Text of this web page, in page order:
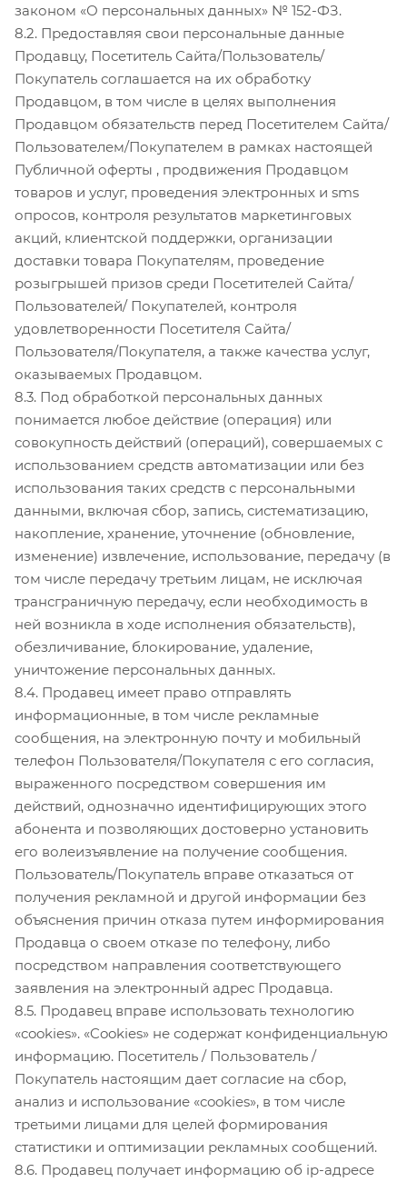
законом «О персональных данных» № 152-ФЗ.
8.2. Предоставляя свои персональные данные
Продавцу, Посетитель Сайта/Пользователь/
Покупатель соглашается на их обработку
Продавцом, в том числе в целях выполнения
Продавцом обязательств перед Посетителем Сайта/
Пользователем/Покупателем в рамках настоящей
Публичной оферты , продвижения Продавцом
товаров и услуг, проведения электронных и sms
опросов, контроля результатов маркетинговых
акций, клиентской поддержки, организации
доставки товара Покупателям, проведение
розыгрышей призов среди Посетителей Сайта/
Пользователей/ Покупателей, контроля
удовлетворенности Посетителя Сайта/
Пользователя/Покупателя, а также качества услуг,
оказываемых Продавцом.
8.3. Под обработкой персональных данных
понимается любое действие (операция) или
совокупность действий (операций), совершаемых с
использованием средств автоматизации или без
использования таких средств с персональными
данными, включая сбор, запись, систематизацию,
накопление, хранение, уточнение (обновление,
изменение) извлечение, использование, передачу (в
том числе передачу третьим лицам, не исключая
трансграничную передачу, если необходимость в
ней возникла в ходе исполнения обязательств),
обезличивание, блокирование, удаление,
уничтожение персональных данных.
8.4. Продавец имеет право отправлять
информационные, в том числе рекламные
сообщения, на электронную почту и мобильный
телефон Пользователя/Покупателя с его согласия,
выраженного посредством совершения им
действий, однозначно идентифицирующих этого
абонента и позволяющих достоверно установить
его волеизъявление на получение сообщения.
Пользователь/Покупатель вправе отказаться от
получения рекламной и другой информации без
объяснения причин отказа путем информирования
Продавца о своем отказе по телефону, либо
посредством направления соответствующего
заявления на электронный адрес Продавца.
8.5. Продавец вправе использовать технологию
«cookies». «Cookies» не содержат конфиденциальную
информацию. Посетитель / Пользователь /
Покупатель настоящим дает согласие на сбор,
анализ и использование «cookies», в том числе
третьими лицами для целей формирования
статистики и оптимизации рекламных сообщений.
8.6. Продавец получает информацию об ip-адресе